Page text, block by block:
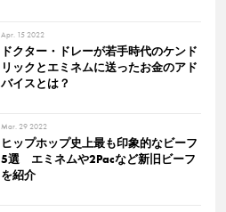
Apr. 15 2022
ドクター・ドレーが若手時代のケンド
リックとエミネムに送ったお金のアド
バイスとは？
Mar. 29 2022
ヒップホップ史上最も印象的なビーフ
5選 エミネムや2Pacなど新旧ビーフ
を紹介